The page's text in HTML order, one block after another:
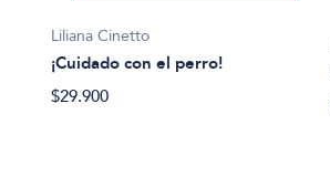
Liliana Cinetto
¡Cuidado con el perro!
$29.900